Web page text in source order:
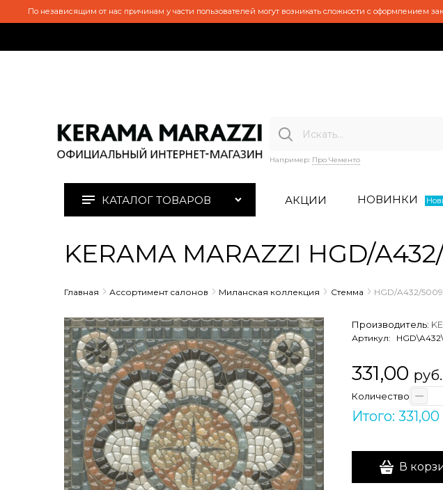
По независящим от нас причинам у части пользователей могут возникать сложности с оформлением
Например: Про Чементо
КАТАЛОГ ТОВАРОВ АКЦИИ НОВИНКИ
KERAMA MARAZZI HGD/
Главная Ассортимент салонов Миланская коллекция Стемма HGD/A432/
Производитель:
Артикул:
331,00
Количество
Итого:
В